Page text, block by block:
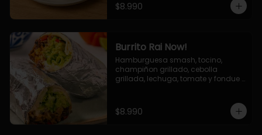
$8.990
Burrito Rai Now!
Hamburguesa smash, tocino,
champiñon grillado, cebolla
grillada, lechuga, tomate y fondue
$8.990